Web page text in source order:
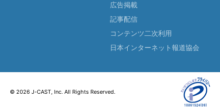
広告掲載
記事配信
コンテンツ二次利用
日本インターネット報道協会
© 2026 J-CAST, Inc. All Rights Reserved.